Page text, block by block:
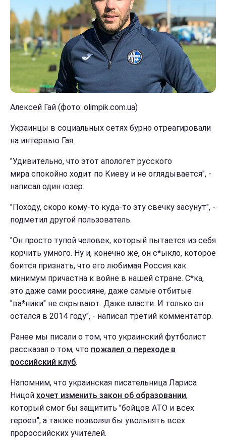
Алексей Гай (фото: olimpik.com.ua)
Украинцы в социальных сетях бурно отреагировали
на интервью Гая.
"Удивительно, что этот апологет русского
мира спокойно ходит по Киеву и не оглядывается", -
написал один юзер.
"Походу, скоро кому-то куда-то эту свечку засунут", -
подметил другой пользователь.
"Он просто тупой человек, который пытается из себя
корчить умного. Ну и, конечно же, он с*ыкло, которое
боится признать, что его любимая Россия как
минимум причастна к войне в нашей стране. С*ка,
это даже сами россияне, даже самые отбитые
"ва*ники" не скрывают. Даже власти. И только он
остался в 2014 году", - написал третий комментатор.
Ранее мы писали о том, что украинский футболист
рассказал о том, что пожалел о переходе в
российский клуб.
Напомним, что украинская писательница Лариса
Ницой хочет изменить закон об образовании,
который смог бы защитить "бойцов АТО и всех
героев", а также позволял бы увольнять всех
пророссийских учителей.